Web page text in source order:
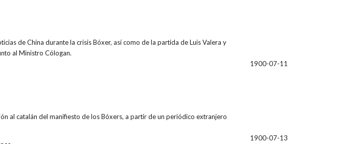
de China durante la crisis Bóxer, así como de la partida de Luis Valera y
al Ministro Cólogan.
1900-07-11
al catalán del manifiesto de los Bóxers, a partir de un periódico extranjero
1900-07-13